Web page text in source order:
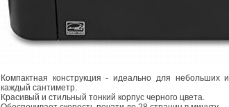
Компактная конструкция - идеально для
каждый сантиметр.
Красивый и стильный тонкий корпус черного цвета.